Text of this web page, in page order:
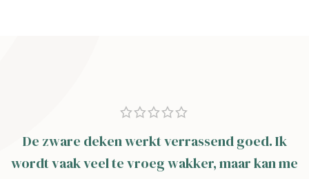
De zware deken werkt verrassend goed. Ik
wordt vaak veel te vroeg wakker, maar kan me